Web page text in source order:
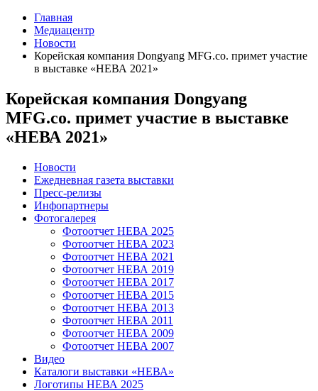
Главная
Медиацентр
Новости
Корейская компания Dongyang MFG.co. примет участие
в выставке «НЕВА 2021»
Корейская компания Dongyang
MFG.co. примет участие в выставке
«НЕВА 2021»
Новости
Ежедневная газета выставки
Пресс-релизы
Инфопартнеры
Фотогалерея
Фотоотчет НЕВА 2025
Фотоотчет НЕВА 2023
Фотоотчет НЕВА 2021
Фотоотчет НЕВА 2019
Фотоотчет НЕВА 2017
Фотоотчет НЕВА 2015
Фотоотчет НЕВА 2013
Фотоотчет НЕВА 2011
Фотоотчет НЕВА 2009
Фотоотчет НЕВА 2007
Видео
Каталоги выставки «НЕВА»
Логотипы НЕВА 2025